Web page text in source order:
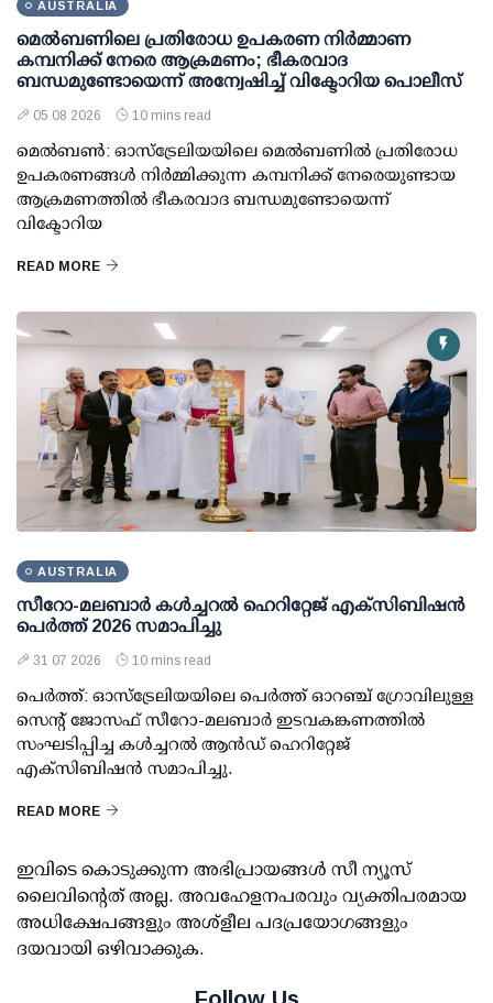
AUSTRALIA
മെല്‍ബണിലെ പ്രതിരോധ ഉപകരണ നിര്‍മ്മാണ
കമ്പനിക്ക് നേരെ ആക്രമണം; ഭീകരവാദ
ബന്ധമുണ്ടോയെന്ന് അന്വേഷിച്ച് വിക്ടോറിയ പൊലീസ്
05 08 2026 10 mins read
മെല്‍ബണ്‍: ഓസ്ട്രേലിയയിലെ മെല്‍ബണില്‍ പ്രതിരോധ
ഉപകരണങ്ങള്‍ നിര്‍മ്മിക്കുന്ന കമ്പനിക്ക് നേരെയുണ്ടായ
ആക്രമണത്തില്‍ ഭീകരവാദ ബന്ധമുണ്ടോയെന്ന്
വിക്ടോറിയ
READ MORE
AUSTRALIA
സീറോ-മലബാർ കൾച്ചറൽ ഹെറിറ്റേജ് എക്സിബിഷൻ
പെർത്ത് 2026 സമാപിച്ചു
31 07 2026 10 mins read
പെർത്ത്: ഓസ്ട്രേലിയയിലെ പെർത്ത് ഓറഞ്ച് ഗ്രോവിലുള്ള
സെന്റ് ജോസഫ് സീറോ-മലബാർ ഇടവകങ്കണത്തിൽ
സംഘടിപ്പിച്ച കൾച്ചറൽ ആൻഡ് ഹെറിറ്റേജ്
എക്സിബിഷൻ സമാപിച്ചു.
READ MORE
ഇവിടെ കൊടുക്കുന്ന അഭിപ്രായങ്ങള്‍ സീ ന്യൂസ്
ലൈവിന്റെത് അല്ല. അവഹേളനപരവും വ്യക്തിപരമായ
അധിക്ഷേപങ്ങളും അശ്‌ളീല പദപ്രയോഗങ്ങളും
ദയവായി ഒഴിവാക്കുക.